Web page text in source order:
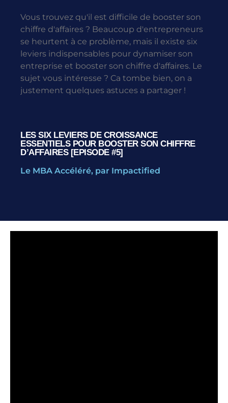
Vous trouvez qu'il est difficile de booster son
chiffre d'affaires ? Beaucoup d'entrepreneurs
se heurtent à ce problème, mais il existe six
leviers indispensables pour dynamiser son
entreprise et booster son chiffre d'affaires. Le
sujet vous intéresse ? Ca tombe bien, on a
justement quelques astuces a partager !
LES SIX LEVIERS DE CROISSANCE
ESSENTIELS POUR BOOSTER SON CHIFFRE
D’AFFAIRES [EPISODE #5]
Le MBA Accéléré, par Impactified